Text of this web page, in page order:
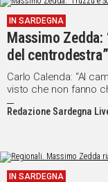
IN SARDEGNA
Massimo Zedda:
del centrodestra”
Carlo Calenda: “Al
visto che non fanno
Redazione Sardegna
IN SARDEGNA